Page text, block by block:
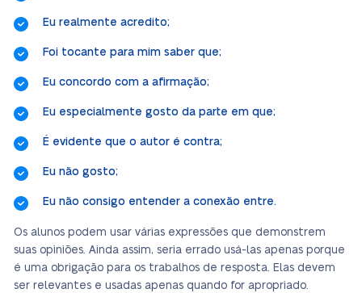
Eu realmente acredito;
Foi tocante para mim saber que;
Eu concordo com a afirmação;
Eu especialmente gosto da parte em que;
É evidente que o autor é contra;
Eu não gosto;
Eu não consigo entender a conexão entre.
Os alunos podem usar várias expressões que demonstrem
suas opiniões. Ainda assim, seria errado usá-las apenas porque
é uma obrigação para os trabalhos de resposta. Elas devem
ser relevantes e usadas apenas quando for apropriado.